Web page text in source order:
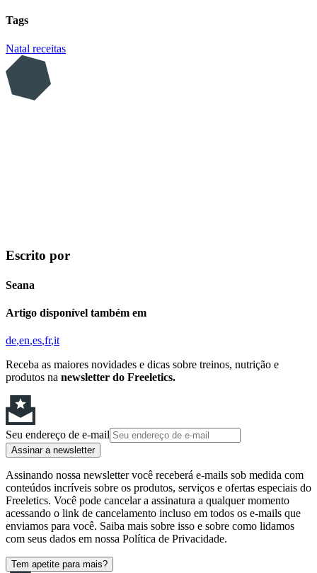
Tags
Natal receitas
Escrito por
Seana
Artigo disponível também em
de en es fr it
Receba as maiores novidades e dicas sobre treinos, nutrição e
produtos na newsletter do Freeletics.
Seu endereço de e-mail
Assinar a newsletter
Assinando nossa newsletter você receberá e-mails sob medida com
conteúdos incríveis sobre os produtos, serviços e ofertas especiais do
Freeletics. Você pode cancelar a assinatura a qualquer momento
acessando o link de cancelamento incluso em todos os e-mails que
enviamos para você. Saiba mais sobre isso e sobre como lidamos
com seus dados em nossa Política de Privacidade.
Tem apetite para mais?